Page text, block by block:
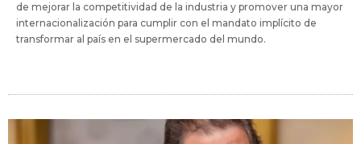
de mejorar la competitividad de la industria y promover una mayor
internacionalización para cumplir con el mandato implícito de
transformar al país en el supermercado del mundo.